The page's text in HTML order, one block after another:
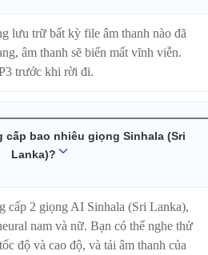
lưu trữ bất kỳ file âm thanh nào đã
âm thanh sẽ biến mất vĩnh viễn.
trước khi rời đi.
cấp bao nhiêu giọng Sinhala (Sri
Lanka)?
cấp 2 giọng AI Sinhala (Sri Lanka),
nam và nữ. Bạn có thể nghe thử
độ và cao độ, và tải âm thanh của